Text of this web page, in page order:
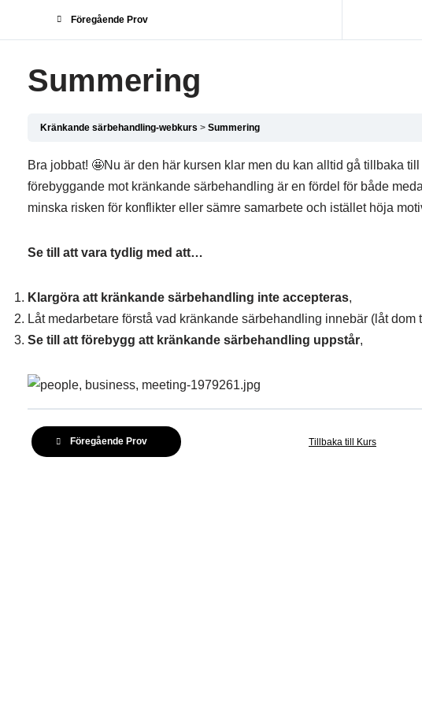
Föregående Prov
Summering
Kränkande särbehandling-webkurs Summering
Bra jobbat! 🤩Nu är den här kursen klar men du kan alltid gå tillbaka
förebyggande mot kränkande särbehandling är en fördel för både
minska risken för konflikter eller sämre samarbete och istället höja
Se till att vara tydlig med att…
Klargöra att kränkande särbehandling inte accepteras,
Låt medarbetare förstå vad kränkande särbehandling innebär (låt dom
Se till att förebygg att kränkande särbehandling uppstår,
Föregående Prov Tillbaka till Kurs